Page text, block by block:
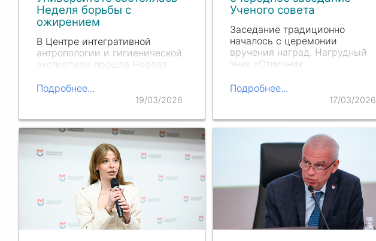
Неделя борьбы с
ожирением
В Центре интегративной
антропологии и гигиенической
экспертизы прошла Неделя
руководством
Артуровны Арутюнян
проведено комплексное
морфофункциональное
обследование,…
Подробнее...
19/03/2026
Ученого совета
Заседание традиционно
началось с церемонии
вручения наград. Нагрудный
знак «Отличник
выполнение уникальной в
России операции по
трансплантации конечности
Наталья Евгеньевна…
Подробнее...
17/03/2026